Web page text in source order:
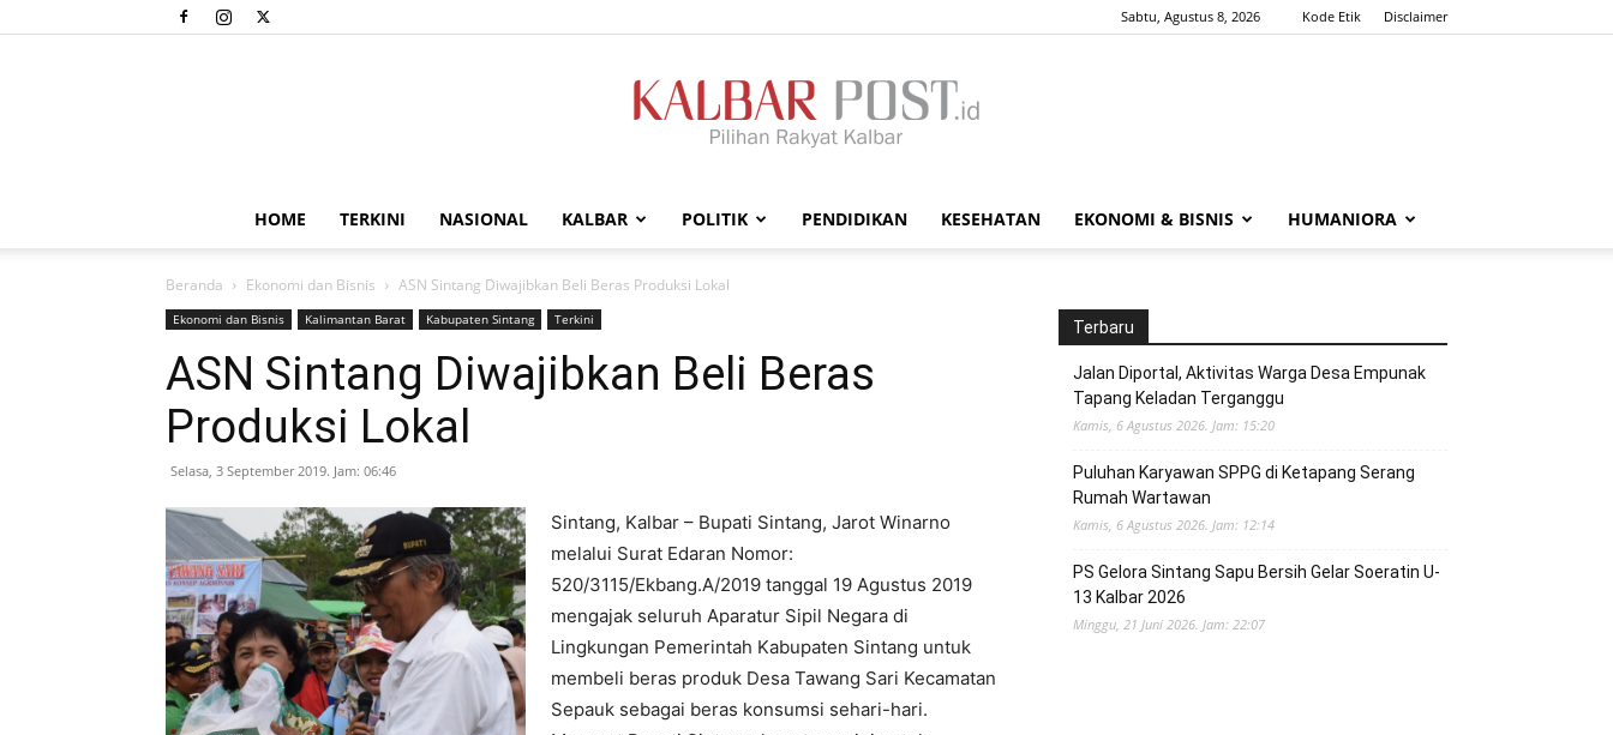
Sabtu, Agustus 8, 2026 Kode Etik Disclaimer
HOME TERKINI NASIONAL KALBAR POLITIK PENDIDIKAN KESEHATAN EKONOMI & BISNIS HUMANIORA
Beranda Ekonomi dan Bisnis ASN Sintang Diwajibkan Beli Beras Produksi Lokal
Ekonomi dan Bisnis Kalimantan Barat Kabupaten Sintang Terkini
ASN Sintang Diwajibkan Beli Beras
Produksi Lokal
Selasa, 3 September 2019. Jam: 06:46
Sintang, Kalbar – Bupati Sintang, Jarot Winarno
melalui Surat Edaran Nomor:
520/3115/Ekbang.A/2019 tanggal 19 Agustus 2019
mengajak seluruh Aparatur Sipil Negara di
Lingkungan Pemerintah Kabupaten Sintang untuk
membeli beras produk Desa Tawang Sari Kecamatan
Sepauk sebagai beras konsumsi sehari-hari.
Terbaru
Jalan Diportal, Aktivitas Warga Desa Empunak
Tapang Keladan Terganggu
Kamis, 6 Agustus 2026. Jam: 15:20
Puluhan Karyawan SPPG di Ketapang Serang
Rumah Wartawan
Kamis, 6 Agustus 2026. Jam: 12:14
PS Gelora Sintang Sapu Bersih Gelar Soeratin U-
13 Kalbar 2026
Minggu, 21 Juni 2026. Jam: 22:07